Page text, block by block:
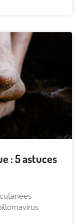
: 5 astuces